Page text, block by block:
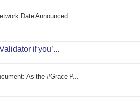
Date Announced:...
if you’...
As the #Grace P...